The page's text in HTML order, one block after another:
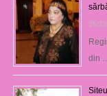
26/
din …